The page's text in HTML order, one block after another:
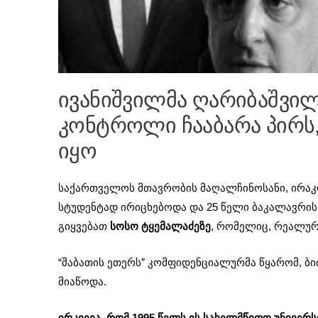
ივანიშვილმა
კონტროლი ჩააბარა
იყო
საქართველოს მთავრობის მაღალჩინოსანი,
სტუდენტად ირიცხებოდა და 25 წელი
გიყვებათ სოსო ტყემალაძეზე, რომელიც,
“შაბათის ეთერს” კომფიდენციალურმა წყარომ,
მიაწოდა.